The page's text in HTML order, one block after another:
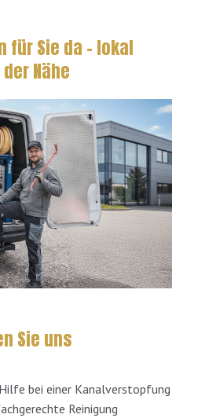
für Sie da – lokal
Nähe
Sie uns
bei einer Kanalverstopfung
Reinigung